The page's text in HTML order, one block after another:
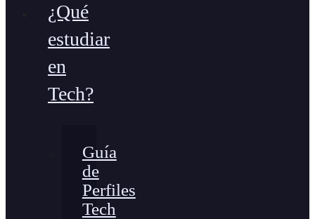
¿Qué
estudiar
en
Tech?
Guía
de
Perfiles
Tech